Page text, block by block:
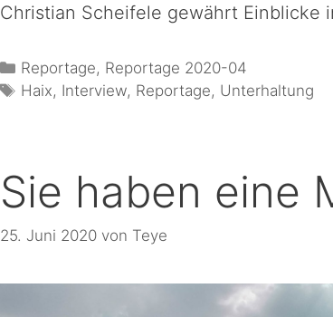
Christian Scheifele gewährt Einblicke
Reportage, Reportage 2020-04
Haix, Interview, Reportage, Unterhaltung
Sie haben eine
25. Juni 2020 von Teye